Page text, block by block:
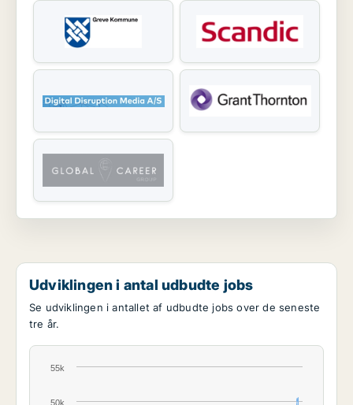
Udviklingen i antal udbudte jobs
Se udviklingen i antallet af udbudte jobs over de seneste
tre år.
50k
55k